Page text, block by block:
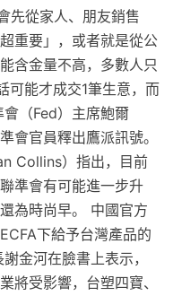
先從家人、朋友銷售
重要」，或者就是從公
含金量不高，多數人只
可能才成交1筆生意，而
（Fed）主席鮑爾
會官員釋出鷹派訊號。
Collins）指出，目前
準會有可能進一步升
為時尚早。 中國官方
下給予台灣產品的
金河在臉書上表示，
將受影響，台塑四寶、